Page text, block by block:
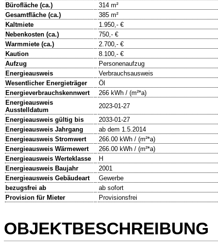
Bürofläche (ca.)
314 m²
Gesamtfläche (ca.)
385 m²
Kaltmiete
1.950,- €
Nebenkosten (ca.)
750,- €
Warmmiete (ca.)
2.700,- €
Kaution
8.100,- €
Aufzug
Personenaufzug
Energieausweis
Verbrauchsausweis
Wesentlicher Energieträger
Öl
Energieverbrauchskennwert
266 kWh / (m²*a)
Energieausweis
Ausstelldatum
2023-01-27
Energieausweis gültig bis
2033-01-27
Energieausweis Jahrgang
ab dem 1.5.2014
Energieausweis Stromwert
266.00 kWh / (m²*a)
Energieausweis Wärmewert
266.00 kWh / (m²*a)
Energieausweis Werteklasse
H
Energieausweis Baujahr
2001
Energieausweis Gebäudeart
Gewerbe
bezugsfrei ab
ab sofort
Provision für Mieter
Provisionsfrei
OBJEKTBESCHREIBUNG